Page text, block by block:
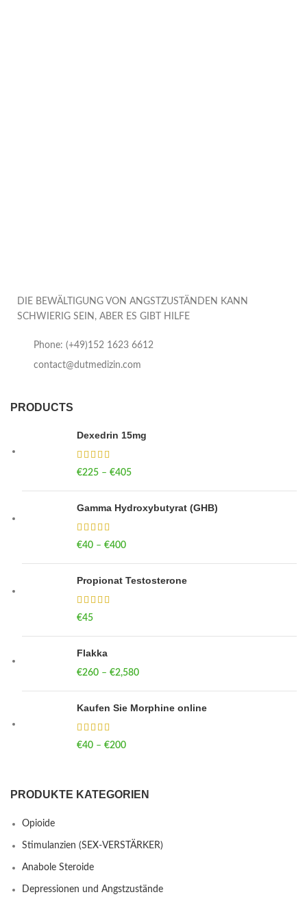
DIE BEWÄLTIGUNG VON ANGSTZUSTÄNDEN KANN
SCHWIERIG SEIN, ABER ES GIBT HILFE
Phone: (+49)152 1623 6612
contact@dutmedizin.com
PRODUCTS
Dexedrin 15mg
€225 – €405
Gamma Hydroxybutyrat (GHB)
€40 – €400
Propionat Testosterone
€45
Flakka
€260 – €2,580
Kaufen Sie Morphine online
€40 – €200
PRODUKTE KATEGORIEN
Opioide
Stimulanzien (SEX-VERSTÄRKER)
Anabole Steroide
Depressionen und Angstzustände